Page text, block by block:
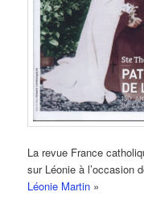
La revue France
sur Léonie à l’occasion
Léonie Martin »